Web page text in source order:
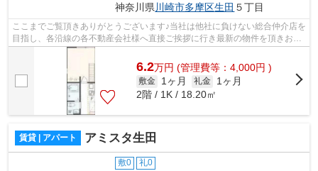
神奈川県 川崎市多摩区生田 ５丁目
ここまでご覧頂きありがとうございます♪当社は他社に負けない総合仲介店を
目指し、各沿線の各不動産会社様へ直接ご挨拶に行き最新の物件を頂きお客
様へ提供しております！最新の情報は...
6.2万円 (管理費等：4,000円 )
敷金 1ヶ月 礼金
1ヶ月
2階 / 1K / 18.20㎡
賃貸 | アパート アミスタ生田
敷0 礼0